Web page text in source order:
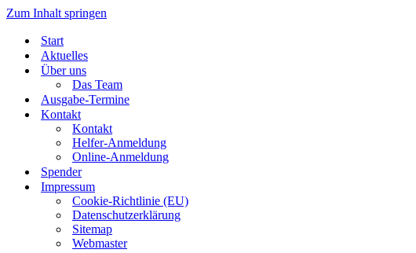
Zum Inhalt springen
Start
Aktuelles
Über uns
Das Team
Ausgabe-Termine
Kontakt
Kontakt
Helfer-Anmeldung
Online-Anmeldung
Spender
Impressum
Cookie-Richtlinie (EU)
Datenschutzerklärung
Sitemap
Webmaster